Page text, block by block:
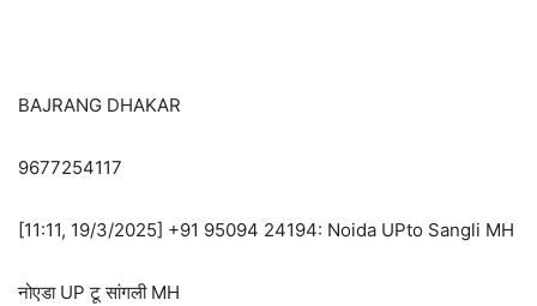
BAJRANG DHAKAR
9677254117
[11:11, 19/3/2025] +91 95094 24194: Noida UPto Sangli MH
नोएडा UP टू सांगली MH